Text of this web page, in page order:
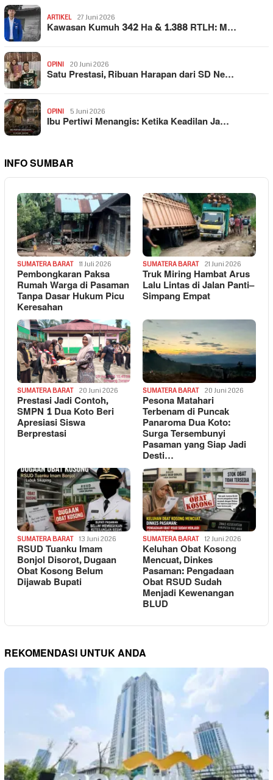
ARTIKEL 27 Juni 2026
Kawasan Kumuh 342 Ha & 1.388 RTLH: M…
OPINI 20 Juni 2026
Satu Prestasi, Ribuan Harapan dari SD Ne…
OPINI 5 Juni 2026
Ibu Pertiwi Menangis: Ketika Keadilan Ja…
INFO SUMBAR
SUMATERA BARAT 11 Juli 2026
Pembongkaran Paksa
Rumah Warga di Pasaman
Tanpa Dasar Hukum Picu
Keresahan
SUMATERA BARAT 21 Juni 2026
Truk Miring Hambat Arus
Lalu Lintas di Jalan Panti–
Simpang Empat
SUMATERA BARAT 20 Juni 2026
Prestasi Jadi Contoh,
SMPN 1 Dua Koto Beri
Apresiasi Siswa
Berprestasi
SUMATERA BARAT 20 Juni 2026
Pesona Matahari
Terbenam di Puncak
Panaroma Dua Koto:
Surga Tersembunyi
Pasaman yang Siap Jadi
Desti…
SUMATERA BARAT 13 Juni 2026
RSUD Tuanku Imam
Bonjol Disorot, Dugaan
Obat Kosong Belum
Dijawab Bupati
SUMATERA BARAT 12 Juni 2026
Keluhan Obat Kosong
Mencuat, Dinkes
Pasaman: Pengadaan
Obat RSUD Sudah
Menjadi Kewenangan
BLUD
REKOMENDASI UNTUK ANDA